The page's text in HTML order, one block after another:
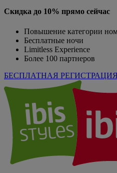
Скидка до 10% прямо сейчас
Повышение категории
Бесплатные ночи
Limitless Experience
Более 100 партнеров
БЕСПЛАТНАЯ РЕГИСТРАЦИЯ